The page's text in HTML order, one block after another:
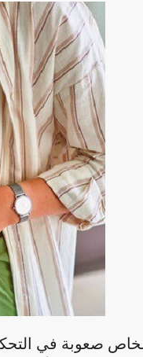
صعوبة في